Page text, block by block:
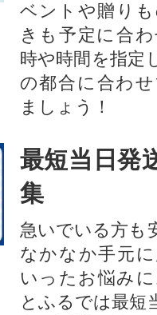
ベントや贈り
きも予定に合
時や時間を指定
の都合に合わ
ましょう！
最短当日発
集
急いでいる方も
なかなか手元
いったお悩み
とふるでは最短